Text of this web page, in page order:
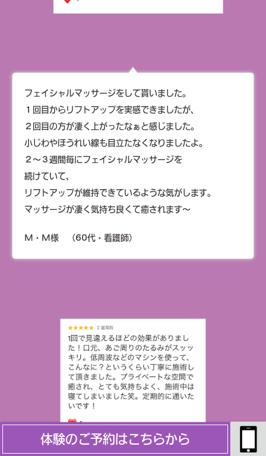
体験のご予約はこちらから
フェイシャルマッサージをして貰いました。
１回目からリフトアップを実感できましたが、
２回目の方が凄く上がったなぁと感じました。
小じわやほうれい線も目立たなくなりましたよ。
２～３週間毎にフェイシャルマッサージを
続けていて、
リフトアップが維持できているような気がします。
マッサージが凄く気持ち良くて癒されます～
M・M様 （60代・看護師）